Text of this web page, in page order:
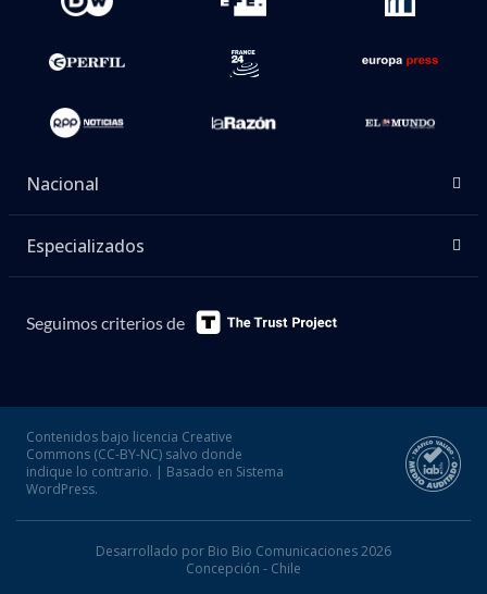
Nacional
Especializados
Seguimos criterios de
Contenidos bajo licencia Creative
Commons (CC-BY-NC) salvo donde
indique lo contrario. | Basado en Sistema
WordPress.
Desarrollado por Bio Bio Comunicaciones 2026
Concepción - Chile